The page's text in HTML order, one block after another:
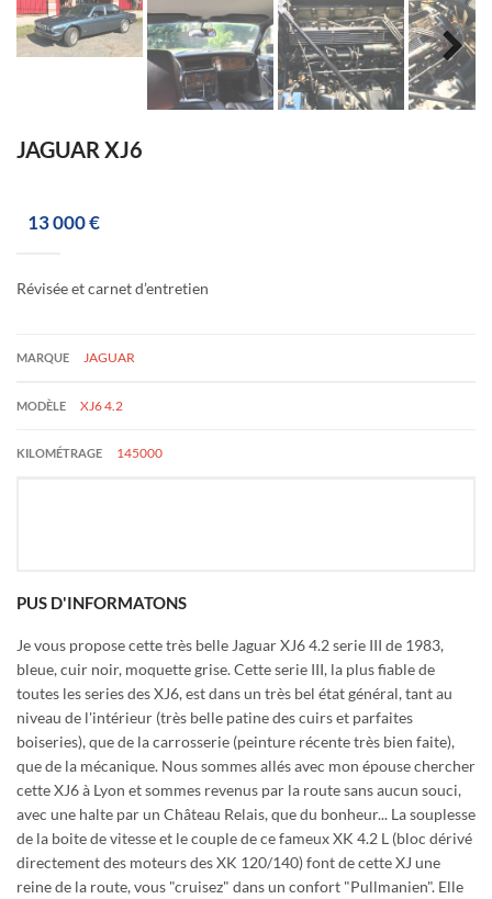
JAGUAR XJ6
13 000 €
Révisée et carnet d’entretien
MARQUE JAGUAR
MODÈLE XJ6 4.2
KILOMÉTRAGE 145000
PUS D'INFORMATONS
Je vous propose cette très belle Jaguar XJ6 4.2 serie III de 1983,
bleue, cuir noir, moquette grise. Cette serie III, la plus fiable de
toutes les series des XJ6, est dans un très bel état général, tant au
niveau de l'intérieur (très belle patine des cuirs et parfaites
boiseries), que de la carrosserie (peinture récente très bien faite),
que de la mécanique. Nous sommes allés avec mon épouse chercher
cette XJ6 à Lyon et sommes revenus par la route sans aucun souci,
avec une halte par un Château Relais, que du bonheur... La souplesse
de la boite de vitesse et le couple de ce fameux XK 4.2 L (bloc dérivé
directement des moteurs des XK 120/140) font de cette XJ une
reine de la route, vous "cruisez" dans un confort "Pullmanien". Elle